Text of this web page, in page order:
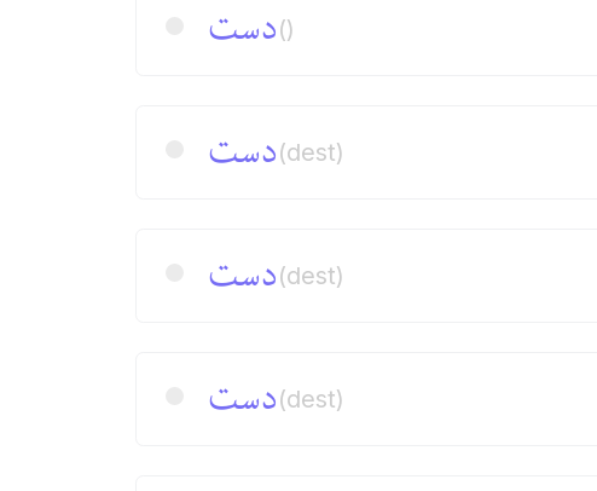
دست()
دست(dest)
دست(dest)
دست(dest)